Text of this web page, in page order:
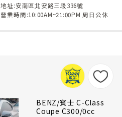
地址:安南區北安路三段336號
營業時間:10:00AM~21:00PM 周日公休
BENZ/賓士 C-Class
Coupe C300/0cc